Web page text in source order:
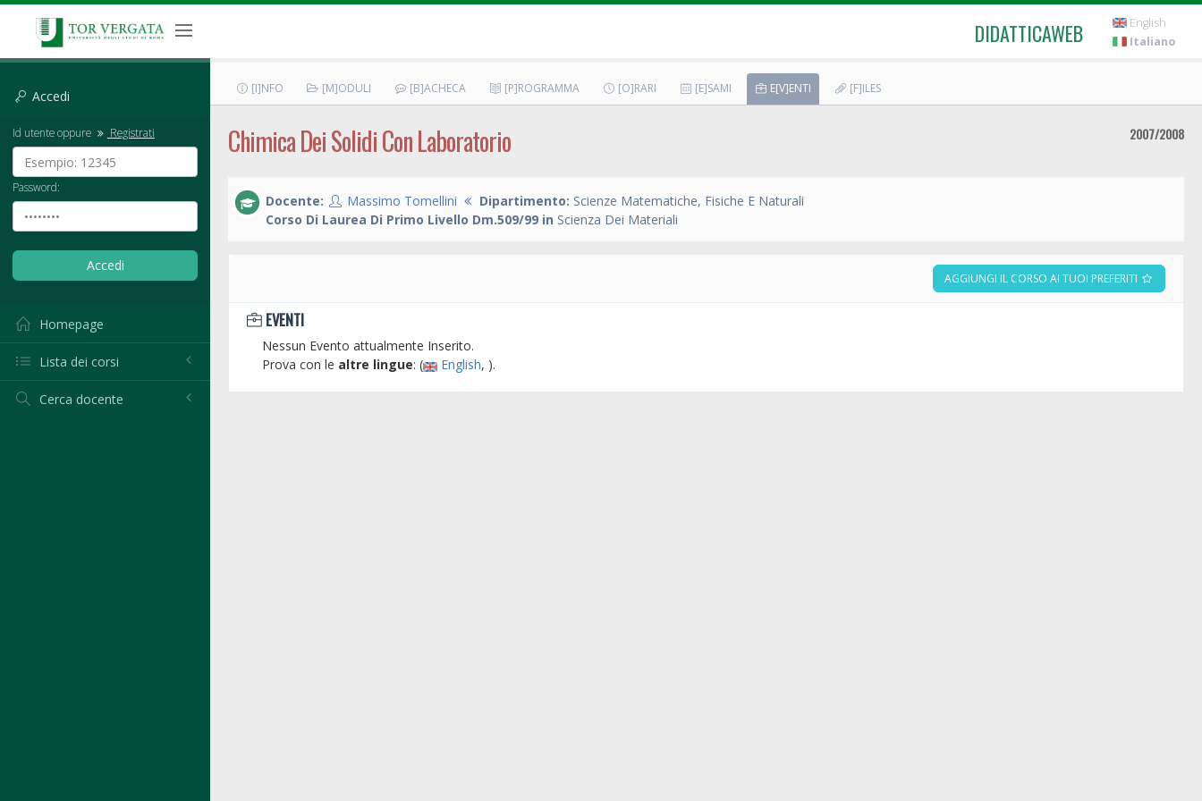
DIDATTICAWEB
English
Italiano
Accedi
Id utente oppure Registrati
Password:
Homepage
Lista dei corsi
Cerca docente
[I]NFO [M]ODULI [B]ACHECA [P]ROGRAMMA [O]RARI [E]SAMI E[V]ENTI [F]ILES
Chimica Dei Solidi Con Laboratorio 2007/2008
Docente: Massimo Tomellini Dipartimento: Scienze Matematiche, Fisiche E Naturali
Corso Di Laurea Di Primo Livello Dm.509/99 in Scienza Dei Materiali
AGGIUNGI IL CORSO AI TUOI PREFERITI
EVENTI
Nessun Evento attualmente Inserito.
Prova con le altre lingue: ( English, ).